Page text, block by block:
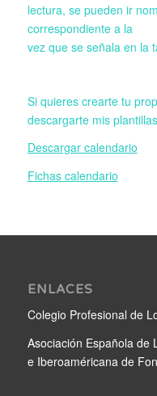
lectura, se pueden ir
correspondiente a la
vez que se señala en la
Si quieres crearte tu
descargarte mis
Descargar calendario
Fichas calendario
ENLACES
Colegio Profesional de
Asociación Española de
e Iberoaméricana de